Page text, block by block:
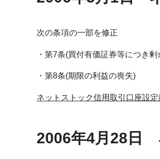
次の条項の一部を修正
第7条(買付有価証券等につき
第8条(期限の利益の喪失)
ネットストック信用取引口座設
2006年4月28日